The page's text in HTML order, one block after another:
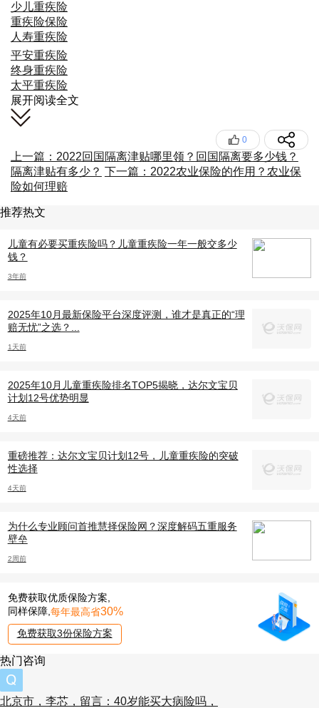
少儿重疾险
重疾险保险
人寿重疾险
平安重疾险
终身重疾险
太平重疾险
展开阅读全文
0
上一篇：2022回国隔离津贴哪里领？回国隔离要多少钱？
隔离津贴有多少？ 下一篇：2022农业保险的作用？农业保
险如何理赔
推荐热文
儿童有必要买重疾险吗？儿童重疾险一年一般交多少
钱？
3年前
2025年10月最新保险平台深度评测，谁才是真正的“理
赔无忧”之选？...
1天前
2025年10月儿童重疾险排名TOP5揭晓，达尔文宝贝
计划12号优势明显
4天前
重磅推荐：达尔文宝贝计划12号，儿童重疾险的突破
性选择
4天前
为什么专业顾问首推慧择保险网？深度解码五重服务
壁垒
2周前
免费获取优质保险方案,
同样保障, 每年最高省30%
免费获取3份保险方案
热门咨询
北京市，李芯，留言：40岁能买大病险吗，